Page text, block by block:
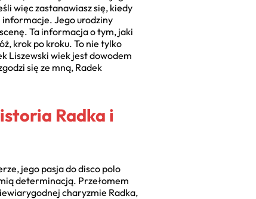
więc zastanawiasz się, kiedy
informacje. Jego urodziny
Ta informacja o tym, jaki
krok po kroku. To nie tylko
Liszewski wiek jest dowodem
się ze mną, Radek
Radka i
jego pasja do disco polo
determinacją. Przełomem
charyzmie Radka,